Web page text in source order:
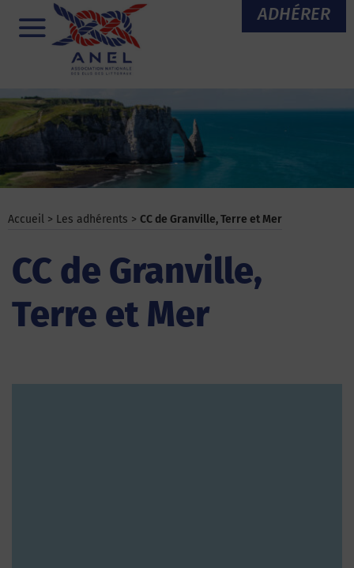
ADHÉRER
Menu
Accueil > Les adhérents > CC de Granville, Terre et Mer
CC de Granville,
Terre et Mer